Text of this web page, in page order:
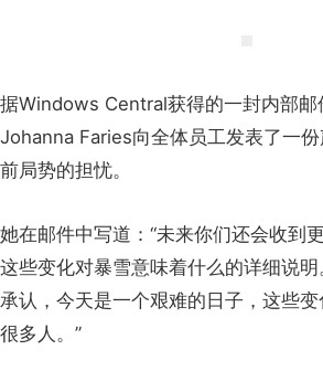
据Windows Central获得的一封内部邮
Johanna Faries向全体员工发表了一
前局势的担忧。
她在邮件中写道：“未来你们还会收到
这些变化对暴雪意味着什么的详细说
承认，今天是一个艰难的日子，这些
很多人。”